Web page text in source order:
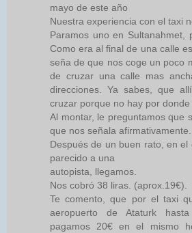
mayo de este año
Nuestra experiencia con el taxi
Paramos uno en Sultanahmet,
Como era al final de una calle
seña de que nos coge un poco
de cruzar una calle mas
direcciones. Ya sabes, que
cruzar porque no hay por donde
Al montar, le preguntamos que
que nos señala afirmativamente.
Después de un buen rato, en
parecido a una
autopista, llegamos.
Nos cobró 38 liras. (aprox.19€).
Te comento, que por el taxi
aeropuerto de Ataturk
pagamos 20€ en el mismo